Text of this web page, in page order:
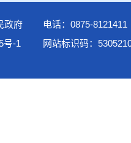
政府
电话：0875-8121411
号-1
网站标识码：